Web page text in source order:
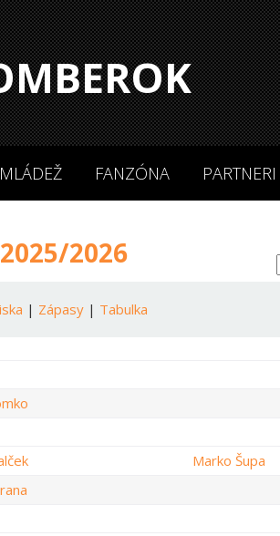
MLÁDEŽ FANZÓNA PARTNERI
2026
| Zápasy | Tabulka
Marko Šupa